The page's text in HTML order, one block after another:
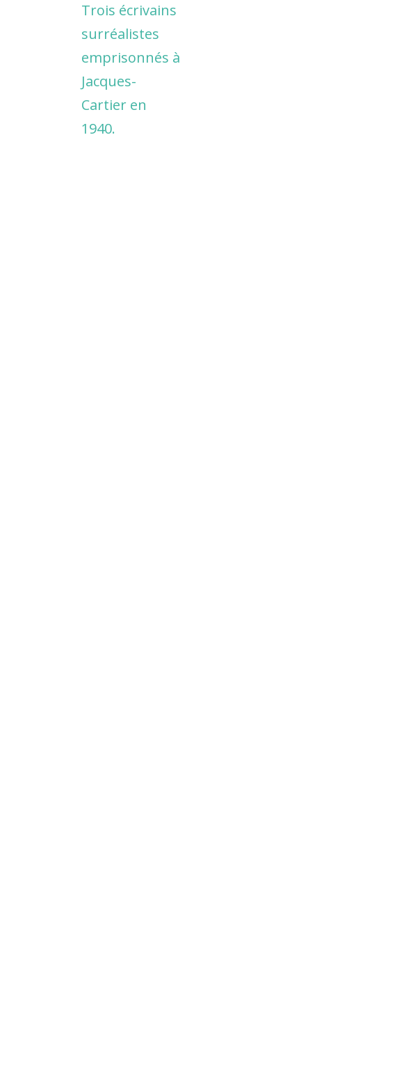
Trois écrivains
surréalistes
emprisonnés à
Jacques-
Cartier en
1940.